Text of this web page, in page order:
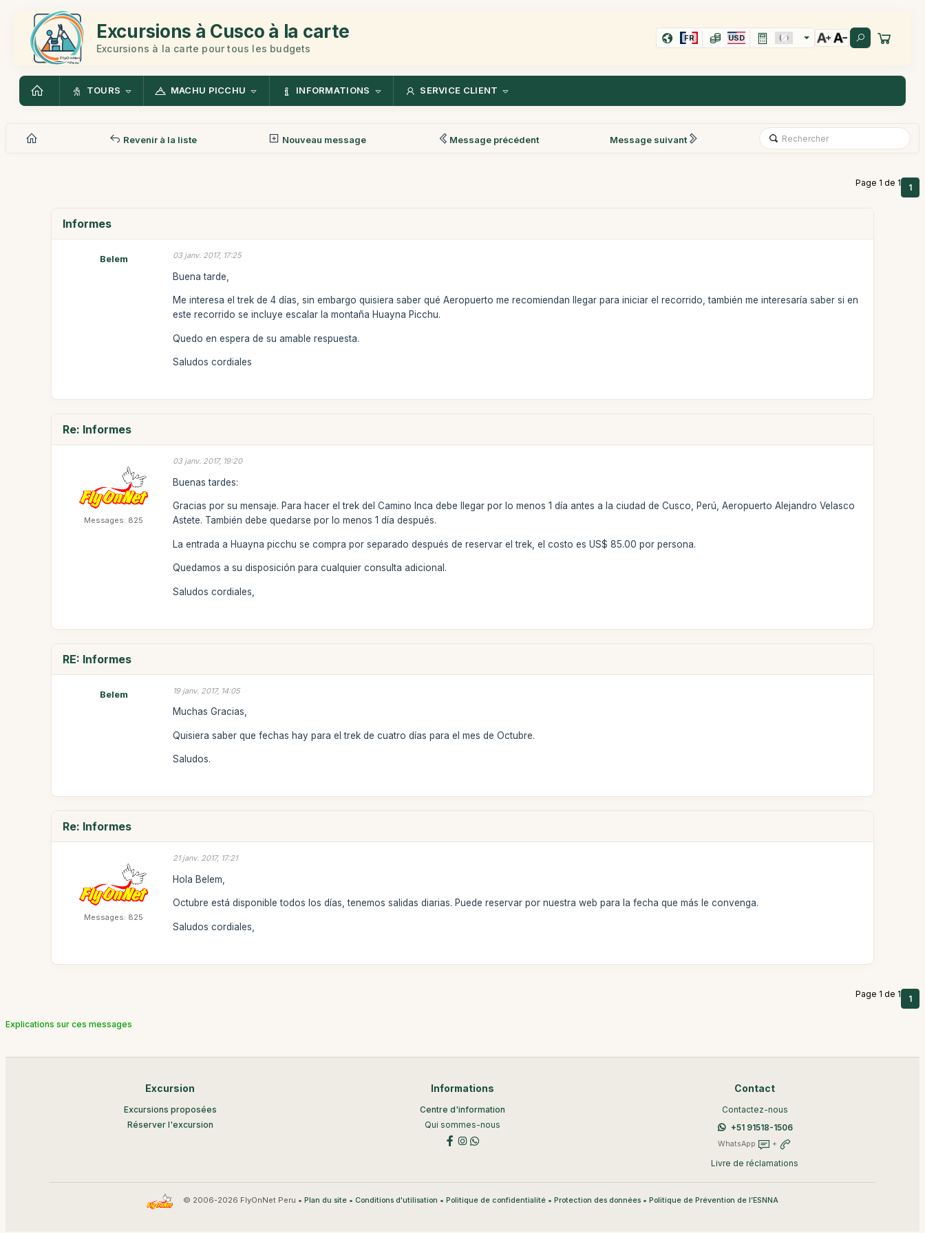
Excursions à Cusco à la carte
Excursions à la carte pour tous les budgets
FR USD
TOURS MACHU PICCHU INFORMATIONS SERVICE CLIENT
Revenir à la liste Nouveau message Message précédent Message suivant
Page 1 de 1 1
Informes
Belem 03 janv. 2017, 17:25
Buena tarde,
Me interesa el trek de 4 días, sin embargo quisiera saber qué Aeropuerto me recomiendan llegar para iniciar el recorrido, también me interesaría saber si en
este recorrido se incluye escalar la montaña Huayna Picchu.
Quedo en espera de su amable respuesta.
Saludos cordiales
Re: Informes
Messages: 825
03 janv. 2017, 19:20
Buenas tardes:
Gracias por su mensaje. Para hacer el trek del Camino Inca debe llegar por lo menos 1 día antes a la ciudad de Cusco, Perú, Aeropuerto Alejandro Velasco
Astete. También debe quedarse por lo menos 1 día después.
La entrada a Huayna picchu se compra por separado después de reservar el trek, el costo es US$ 85.00 por persona.
Quedamos a su disposición para cualquier consulta adicional.
Saludos cordiales,
RE: Informes
Belem 19 janv. 2017, 14:05
Muchas Gracias,
Quisiera saber que fechas hay para el trek de cuatro días para el mes de Octubre.
Saludos.
Re: Informes
Messages: 825
21 janv. 2017, 17:21
Hola Belem,
Octubre está disponible todos los días, tenemos salidas diarias. Puede reservar por nuestra web para la fecha que más le convenga.
Saludos cordiales,
Page 1 de 1 1
Explications sur ces messages
Excursion
Excursions proposées
Réserver l'excursion
Informations
Centre d'information
Qui sommes-nous
Contact
Contactez-nous
+51 91518-1506
WhatsApp +
Livre de réclamations
© 2006-2026 FlyOnNet Peru • Plan du site• Conditions d'utilisation • Politique de confidentialité• Protection des données• Politique de Prévention de l’ESNNA